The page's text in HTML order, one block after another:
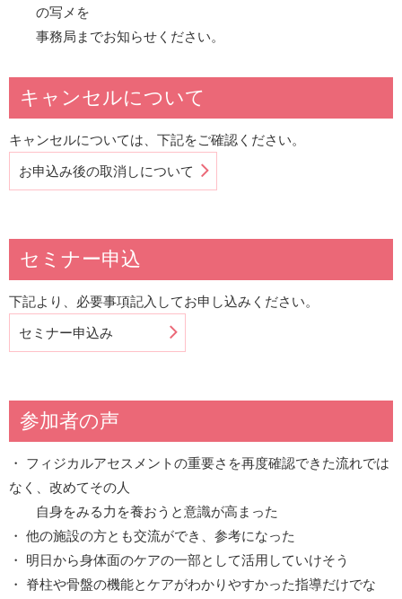
の写メを
事務局までお知らせください。
キャンセルについて
キャンセルについては、下記をご確認ください。
お申込み後の取消しについて
セミナー申込
下記より、必要事項記入してお申し込みください。
セミナー申込み
参加者の声
・ フィジカルアセスメントの重要さを再度確認できた流れでは
なく、改めてその人
自身をみる力を養おうと意識が高まった
・ 他の施設の方とも交流ができ、参考になった
・ 明日から身体面のケアの一部として活用していけそう
・ 脊柱や骨盤の機能とケアがわかりやすかった指導だけでな